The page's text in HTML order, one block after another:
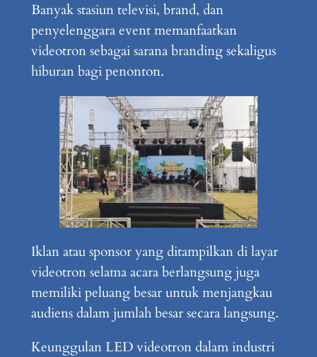
Banyak stasiun televisi, brand, dan
penyelenggara event memanfaatkan
videotron sebagai sarana branding sekaligus
hiburan bagi penonton.
Iklan atau sponsor yang ditampilkan di layar
videotron selama acara berlangsung juga
memiliki peluang besar untuk menjangkau
audiens dalam jumlah besar secara langsung.
Keunggulan LED videotron dalam industri